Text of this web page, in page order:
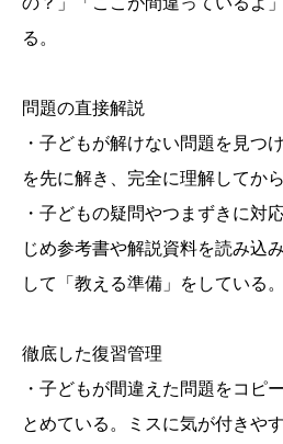
る。
問題の直接解説
・子どもが解けない問題を見つ
を先に解き、完全に理解してか
・子どもの疑問やつまずきに対
じめ参考書や解説資料を読み込
して「教える準備」をしている。
徹底した復習管理
・子どもが間違えた問題をコピ
とめている。ミスに気が付きや